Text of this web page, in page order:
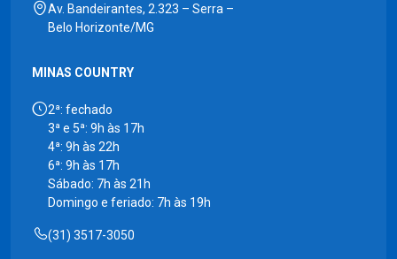
Av. Bandeirantes, 2.323 – Serra –
Belo Horizonte/MG
MINAS COUNTRY
2ª: fechado
3ª e 5ª: 9h às 17h
4ª: 9h às 22h
6ª: 9h às 17h
Sábado: 7h às 21h
Domingo e feriado: 7h às 19h
(31) 3517-3050